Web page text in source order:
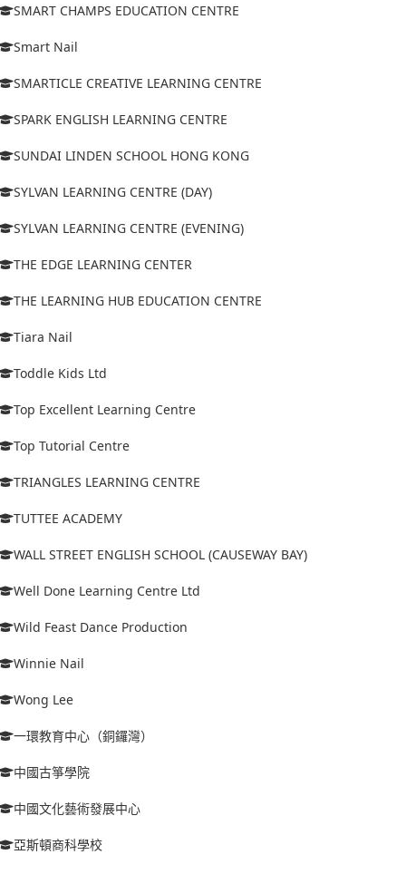
SMART CHAMPS EDUCATION CENTRE
Smart Nail
SMARTICLE CREATIVE LEARNING CENTRE
SPARK ENGLISH LEARNING CENTRE
SUNDAI LINDEN SCHOOL HONG KONG
SYLVAN LEARNING CENTRE (DAY)
SYLVAN LEARNING CENTRE (EVENING)
THE EDGE LEARNING CENTER
THE LEARNING HUB EDUCATION CENTRE
Tiara Nail
Toddle Kids Ltd
Top Excellent Learning Centre
Top Tutorial Centre
TRIANGLES LEARNING CENTRE
TUTTEE ACADEMY
WALL STREET ENGLISH SCHOOL (CAUSEWAY BAY)
Well Done Learning Centre Ltd
Wild Feast Dance Production
Winnie Nail
Wong Lee
一環教育中心（銅鑼灣）
中國古箏學院
中國文化藝術發展中心
亞斯頓商科學校